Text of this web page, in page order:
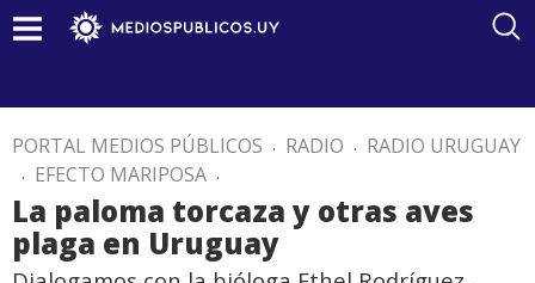
PORTAL MEDIOS PÚBLICOS . RADIO . RADIO URUGUAY
. EFECTO MARIPOSA .
La paloma torcaza y otras aves
plaga en Uruguay